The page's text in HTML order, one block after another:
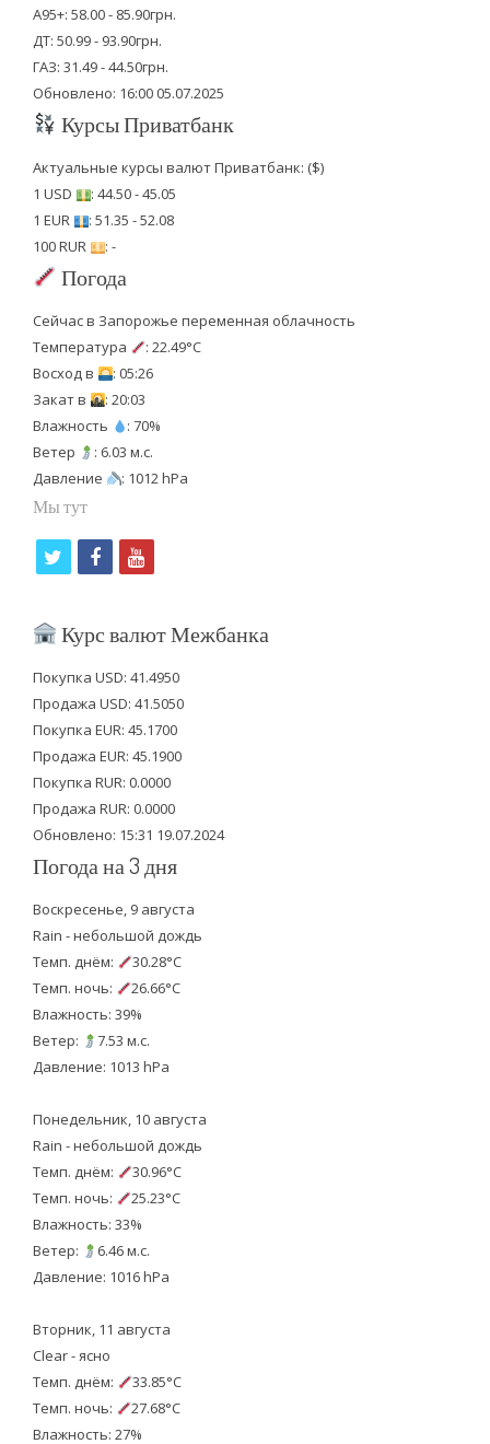
А95+: 58.00 - 85.90грн.
ДТ: 50.99 - 93.90грн.
ГАЗ: 31.49 - 44.50грн.
Обновлено: 16:00 05.07.2025
Курсы Приватбанк
Актуальные курсы валют Приватбанк: ($)
1 USD
: 44.50 - 45.05
1 EUR
: 51.35 - 52.08
100 RUR
: -
Погода
Сейчас в Запорожье переменная облачность
Температура
: 22.49°C
Восход в
: 05:26
Закат в
: 20:03
Влажность
: 70%
Ветер
: 6.03 м.с.
Давление
: 1012 hPa
Мы тут
i
t
e
r
f
c
b
o
o
k
y
u
u
b
e
Курс валют Межбанка
Покупка USD: 41.4950
Продажа USD: 41.5050
Покупка EUR: 45.1700
Продажа EUR: 45.1900
Покупка RUR: 0.0000
Продажа RUR: 0.0000
Обновлено: 15:31 19.07.2024
Погода на 3 дня
Воскресенье, 9 августа
Rain - небольшой дождь
Темп. днём:
30.28°C
Темп. ночь:
26.66°C
Влажность: 39%
Ветер:
7.53 м.с.
Давление: 1013 hPa
Понедельник, 10 августа
Rain - небольшой дождь
Темп. днём:
30.96°C
Темп. ночь:
25.23°C
Влажность: 33%
Ветер:
6.46 м.с.
Давление: 1016 hPa
Вторник, 11 августа
Clear - ясно
Темп. днём:
33.85°C
Темп. ночь:
27.68°C
Влажность: 27%